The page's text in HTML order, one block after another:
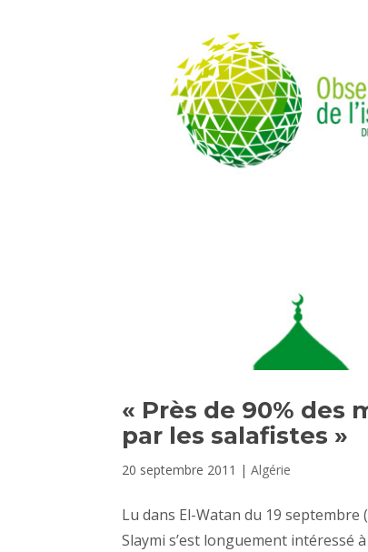
« Près de 90% des
par les salafistes »
20 septembre 2011 |Algérie
Lu dans El-Watan du 19 septembre
Slaymi s’est longuement intéressé